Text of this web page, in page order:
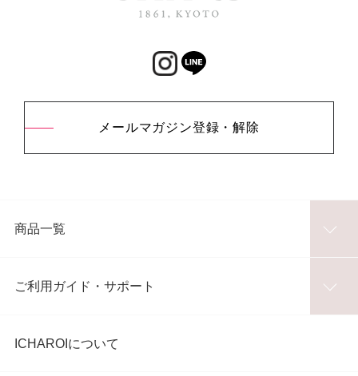
メールマガジン登録・解除
商品一覧
ご利用ガイド・サポート
ICHAROIについて